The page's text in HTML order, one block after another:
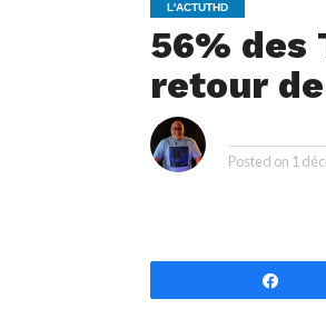
L'ACTUTHD
56% des
retour
Posted on 1